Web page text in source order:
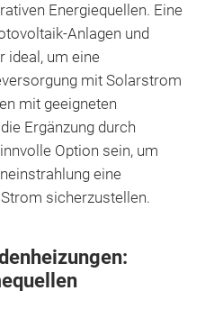
Energiequellen. Eine
Anlagen und
ideal, um eine
mit Solarstrom
mit geeigneten
Ergänzung durch
Option sein, um
eine
sicherzustellen.